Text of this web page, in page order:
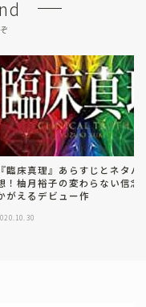
『臨床真理』あらすじとネタバ
！柚月裕子の変わらない信念
がえるデビュー作